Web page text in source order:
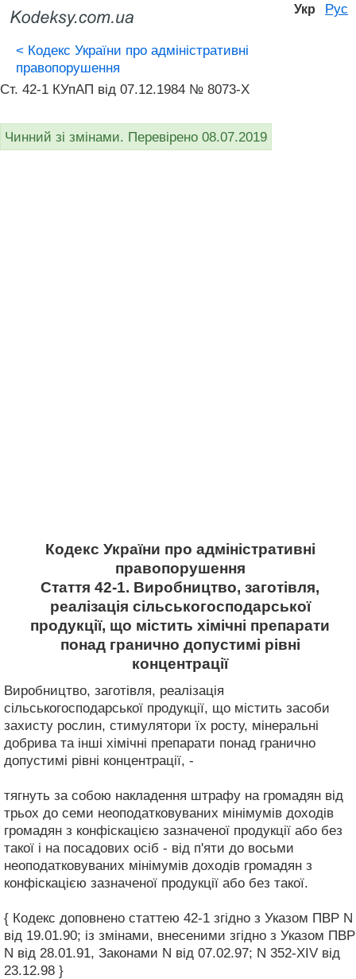
Укр Рус
< Кодекс України про адміністративні
правопорушення
Ст. 42-1 КУпАП вiд 07.12.1984 № 8073-X
Чинний зі змінами. Перевірено 08.07.2019
Кодекс України про адміністративні
правопорушення
Стаття 42-1. Виробництво, заготівля,
реалізація сільськогосподарської
продукції, що містить хімічні препарати
понад гранично допустимі рівні
концентрації
Виробництво, заготівля, реалізація
сільськогосподарської продукції, що містить засоби
захисту рослин, стимулятори їх росту, мінеральні
добрива та інші хімічні препарати понад гранично
допустимі рівні концентрації, -
тягнуть за собою накладення штрафу на громадян від
трьох до семи неоподатковуваних мінімумів доходів
громадян з конфіскацією зазначеної продукції або без
такої і на посадових осіб - від п'яти до восьми
неоподатковуваних мінімумів доходів громадян з
конфіскацією зазначеної продукції або без такої.
{ Кодекс доповнено статтею 42-1 згідно з Указом ПВР N
від 19.01.90; із змінами, внесеними згідно з Указом ПВР
N від 28.01.91, Законами N від 07.02.97; N 352-XIV від
23.12.98 }